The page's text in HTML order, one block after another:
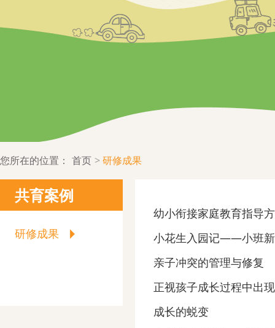
您所在的位置： 首页 研修成果
共育案例
研修成果
幼小衔接家庭教育指导
小花生入园记——小班新
亲子冲突的管理与修复
正视孩子成长过程中出
成长的蜕变